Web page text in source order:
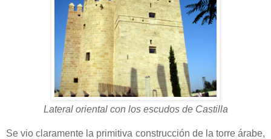
Lateral oriental con los escudos de Castilla
Se vio claramente la primitiva construcción de la torre árabe,